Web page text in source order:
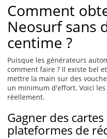
Comment
Neosurf sans
centime ?
Puisque les générateurs
comment faire ? Il existe bel
mettre la main sur des
un minimum d'effort. Voici
réellement.
Gagner des
plateformes de